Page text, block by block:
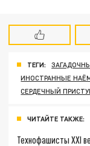
ТЕГИ:
ИНОСТРАННЫЕ
СЕРДЕЧНЫЙ
ЧИТАЙТЕ ТАКЖЕ:
Технофашисты XXI